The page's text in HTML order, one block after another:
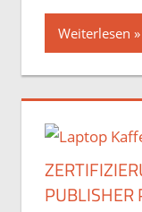
Weiterlesen
PUBLISHER